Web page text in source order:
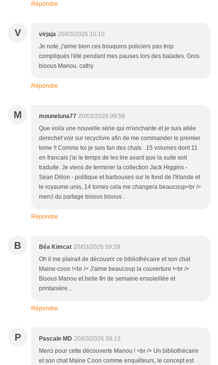
Répondre
V virjaja 20/03/2026 10:10
Je note, j'aime bien ces bouquins policiers pas trop
compliqués l'été pendant mes pauses lors des balades. Gros
bisous Manou. cathy
Répondre
M mouneluna77 20/03/2026 09:58
Que voila une nouvelle série qui m'enchante et je suis allée
derechef voir sur recyclivre afin de me commander le premier
tome !! Comme toi je suis fan des chats . 15 volumes dont 11
en francais j'ai le temps de les lire avant que la suite soit
traduite. Je viens de terminer la collection Jack Higgins -
Sean Dillon - politique et barbouses sur le fond de l'Irlande et
le royaume unis, 14 tomes cela me changera beaucoup<br />
merci du partage bisous bisous .
Répondre
B Béa Kimcat 20/03/2026 09:28
Oh il me plairait de découvrir ce bibliothécaire et son chat
Maine-coon !<br /> J'aime beaucoup la couverture !<br />
Bisous Manou et belle fin de semaine ensoleillée et
printanière...
Répondre
P Pascale MD 20/03/2026 09:13
Merci pour cette découverte Manou ! <br /> Un bibliothécaire
et son chat Maine Coon comme enquêteurs, le concept est